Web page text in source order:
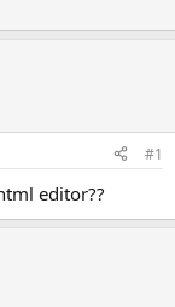
#1
editor??